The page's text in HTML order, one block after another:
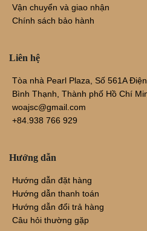
Vận chuyển và giao nhận
Chính sách bảo hành
Liên hệ
Tòa nhà Pearl Plaza, Số 561A
Bình Thạnh, Thành phố Hồ Chí
woajsc@gmail.com
+84.938 766 929
Hướng dẫn
Hướng dẫn đặt hàng
Hướng dẫn thanh toán
Hướng dẫn đổi trả hàng
Câu hỏi thường gặp